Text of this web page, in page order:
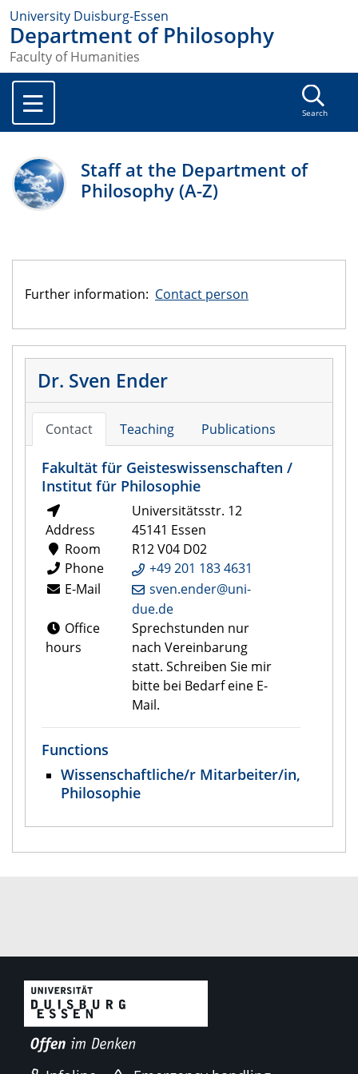
University Duisburg-Essen
Department of Philosophy
Faculty of Humanities
Search
Staff at the Department of
Philosophy (A-Z)
Further information: Contact person
Dr. Sven Ender
Contact Teaching Publications
Fakultät für Geisteswissenschaften /
Institut für Philosophie
Address
Universitätsstr. 12
45141 Essen
Room
R12 V04 D02
Phone
+49 201 183 4631
E-Mail
sven.ender@uni-
due.de
Office
hours
Sprechstunden nur
nach Vereinbarung
statt. Schreiben Sie mir
bitte bei Bedarf eine E-
Mail.
Functions
Wissenschaftliche/r Mitarbeiter/in,
Philosophie